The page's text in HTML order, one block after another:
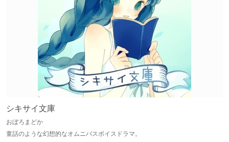
シキサイ文庫
おぼろまどか
童話のような幻想的なオムニバスボイスドラマ。